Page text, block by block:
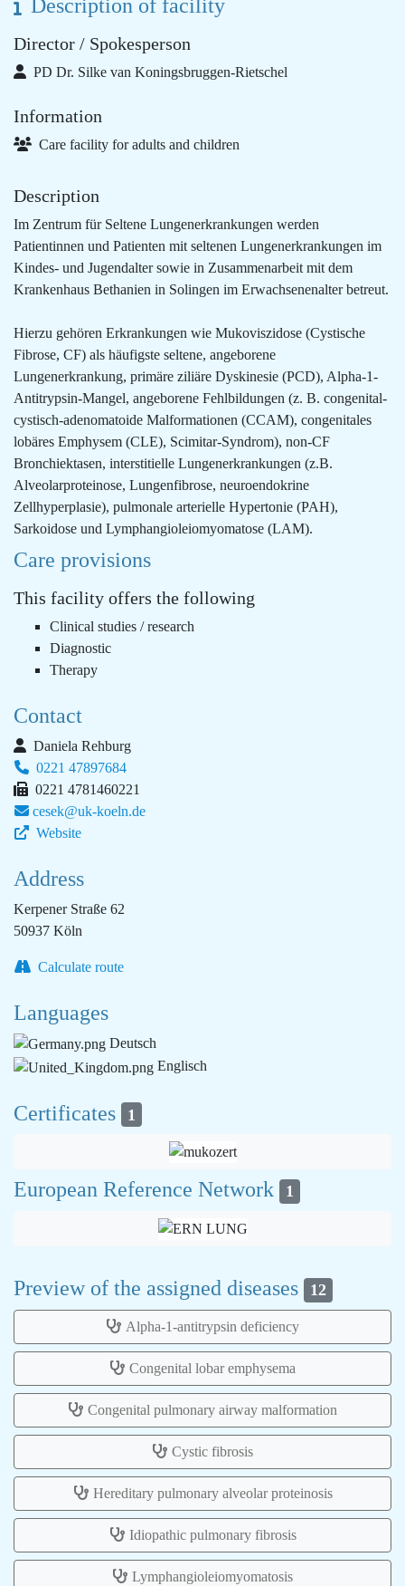
Description of facility
Director / Spokesperson
PD Dr. Silke van Koningsbruggen-Rietschel
Information
Care facility for adults and children
Description
Im Zentrum für Seltene Lungenerkrankungen werden
Patientinnen und Patienten mit seltenen Lungenerkrankungen im
Kindes- und Jugendalter sowie in Zusammenarbeit mit dem
Krankenhaus Bethanien in Solingen im Erwachsenenalter betreut.
Hierzu gehören Erkrankungen wie Mukoviszidose (Cystische
Fibrose, CF) als häufigste seltene, angeborene
Lungenerkrankung, primäre ziliäre Dyskinesie (PCD), Alpha-1-
Antitrypsin-Mangel, angeborene Fehlbildungen (z. B. congenital-
cystisch-adenomatoide Malformationen (CCAM), congenitales
lobäres Emphysem (CLE), Scimitar-Syndrom), non-CF
Bronchiektasen, interstitielle Lungenerkrankungen (z.B.
Alveolarproteinose, Lungenfibrose, neuroendokrine
Zellhyperplasie), pulmonale arterielle Hypertonie (PAH),
Sarkoidose und Lymphangioleiomyomatose (LAM).
Care provisions
This facility offers the following
Clinical studies / research
Diagnostic
Therapy
Contact
Daniela Rehburg
0221 47897684
0221 4781460221
cesek@uk-koeln.de
Website
Address
Kerpener Straße 62
50937 Köln
Calculate route
Languages
Deutsch
Englisch
Certificates 1
European Reference Network 1
Preview of the assigned diseases 12
Alpha-1-antitrypsin deficiency
Congenital lobar emphysema
Congenital pulmonary airway malformation
Cystic fibrosis
Hereditary pulmonary alveolar proteinosis
Idiopathic pulmonary fibrosis
Lymphangioleiomyomatosis